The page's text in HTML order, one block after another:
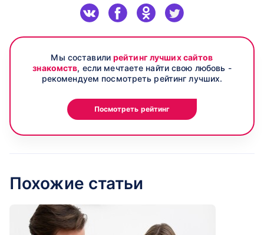
Мы составилирейтинг лучших сайтов
знакомств, если мечтаете найти свою любовь -
рекомендуем посмотреть рейтинг лучших.
Посмотреть рейтинг
Похожие статьи